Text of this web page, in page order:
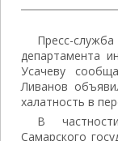
Пресс-
департамента
Усачеву
Ливанов
халатность в
В
Самарского